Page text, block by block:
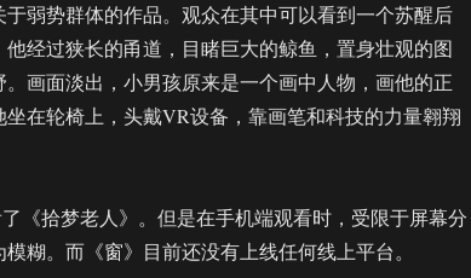
弱势群体的作品。观众在其中可以看到一个苏醒后
经过狭长的甬道，目睹巨大的鲸鱼，置身壮观的图
画面淡出，小男孩原来是一个画中人物，画他的正
在轮椅上，头戴VR设备，靠画笔和科技的力量翱翔
《拾梦老人》。但是在手机端观看时，受限于屏幕分
糊。而《窗》目前还没有上线任何线上平台。